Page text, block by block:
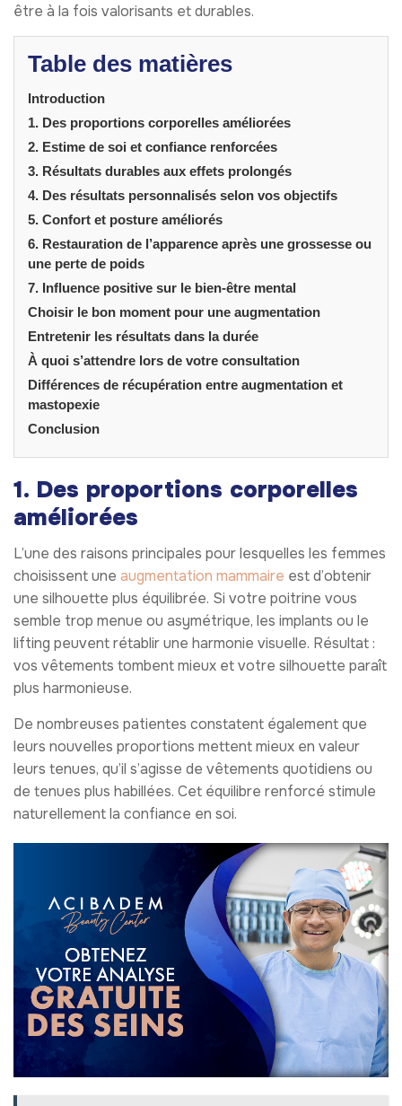
être à la fois valorisants et durables.
Table des matières
Introduction
1. Des proportions corporelles améliorées
2. Estime de soi et confiance renforcées
3. Résultats durables aux effets prolongés
4. Des résultats personnalisés selon vos objectifs
5. Confort et posture améliorés
6. Restauration de l’apparence après une grossesse ou
une perte de poids
7. Influence positive sur le bien-être mental
Choisir le bon moment pour une augmentation
Entretenir les résultats dans la durée
À quoi s’attendre lors de votre consultation
Différences de récupération entre augmentation et
mastopexie
Conclusion
1. Des proportions corporelles
améliorées
L’une des raisons principales pour lesquelles les femmes
choisissent une augmentation mammaire est d’obtenir
une silhouette plus équilibrée. Si votre poitrine vous
semble trop menue ou asymétrique, les implants ou le
lifting peuvent rétablir une harmonie visuelle. Résultat :
vos vêtements tombent mieux et votre silhouette paraît
plus harmonieuse.
De nombreuses patientes constatent également que
leurs nouvelles proportions mettent mieux en valeur
leurs tenues, qu’il s’agisse de vêtements quotidiens ou
de tenues plus habillées. Cet équilibre renforcé stimule
naturellement la confiance en soi.